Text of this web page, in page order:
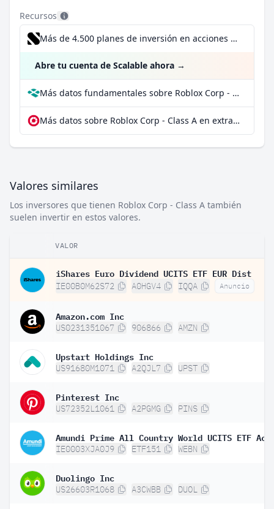
Recursos
Más de 4.500 planes de inversión en acciones desde 1 €
Abre tu cuenta de Scalable ahora →
Más datos fundamentales sobre Roblox Corp - Class A en Parqet
Más datos sobre Roblox Corp - Class A en extraETF
Valores similares
Los inversores que tienen Roblox Corp - Class A también
suelen invertir en estos valores.
VALOR
iShares Euro Dividend UCITS ETF EUR Dist
IE00B0M62S72 A0HGV4 IQQA Anuncio
Amazon.com Inc
US0231351067 906866 AMZN
Upstart Holdings Inc
US91680M1071 A2QJL7 UPST
Pinterest Inc
US72352L1061 A2PGMG PINS
Amundi Prime All Country World UCITS ETF Acc
IE0003XJA0J9 ETF151 WEBN
Duolingo Inc
US26603R1068 A3CWBB DUOL